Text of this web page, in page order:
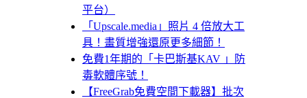
平台）
「Upscale.media」照片 4 倍放大工
具！畫質增強還原更多細節！
免費1年期的「卡巴斯基KAV 」防
毒軟體序號！
【FreeGrab免費空間下載器】批次